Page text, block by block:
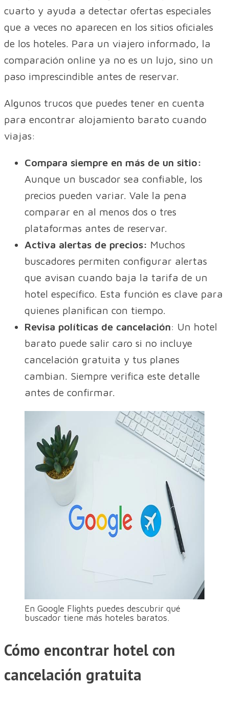
cuarto y ayuda a detectar ofertas especiales
que a veces no aparecen en los sitios oficiales
de los hoteles. Para un viajero informado, la
comparación online ya no es un lujo, sino un
paso imprescindible antes de reservar.
Algunos trucos que puedes tener en cuenta
para encontrar alojamiento barato cuando
viajas:
Compara siempre en más de un sitio:
Aunque un buscador sea confiable, los
precios pueden variar. Vale la pena
comparar en al menos dos o tres
plataformas antes de reservar.
Activa alertas de precios: Muchos
buscadores permiten configurar alertas
que avisan cuando baja la tarifa de un
hotel específico. Esta función es clave para
quienes planifican con tiempo.
Revisa políticas de cancelación: Un hotel
barato puede salir caro si no incluye
cancelación gratuita y tus planes
cambian. Siempre verifica este detalle
antes de confirmar.
En Google Flights puedes descubrir qué
buscador tiene más hoteles baratos.
Cómo encontrar hotel con
cancelación gratuita